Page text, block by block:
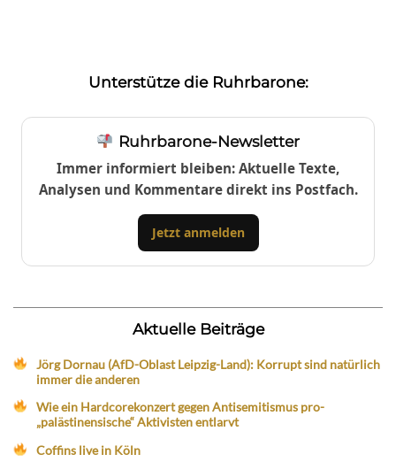
Unterstütze die Ruhrbarone:
Ruhrbarone-Newsletter
Immer informiert bleiben: Aktuelle Texte,
Analysen und Kommentare direkt ins Postfach.
Jetzt anmelden
Aktuelle Beiträge
Jörg Dornau (AfD-Oblast Leipzig-Land): Korrupt sind natürlich
immer die anderen
Wie ein Hardcorekonzert gegen Antisemitismus pro-
„palästinensische“ Aktivisten entlarvt
Coffins live in Köln